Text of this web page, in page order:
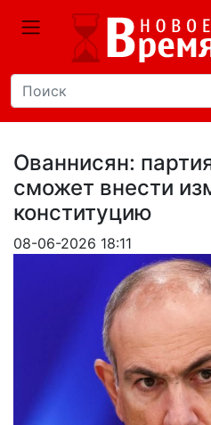
Ованнисян:
сможет внести
конституцию
08-06-2026 18:11